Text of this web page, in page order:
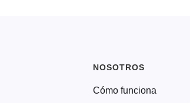
NOSOTROS
Cómo funciona